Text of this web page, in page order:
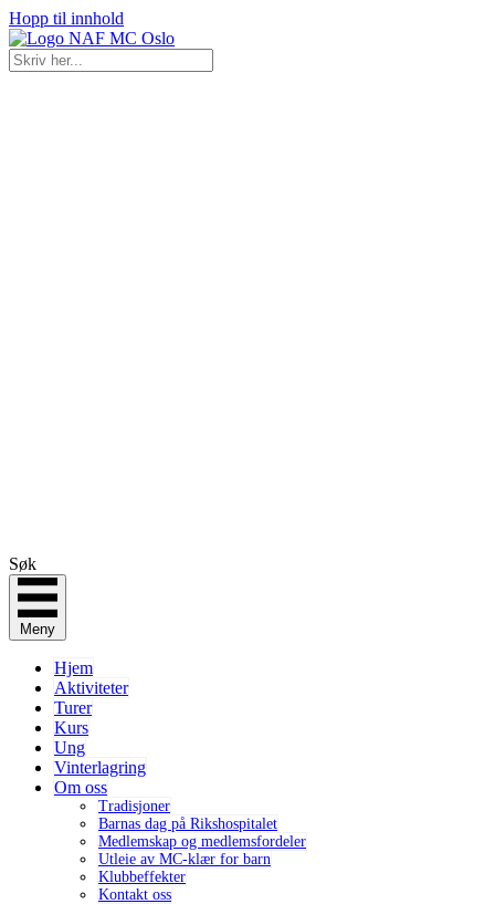
Hopp til innhold
Søk
Meny
Hjem
Aktiviteter
Turer
Kurs
Ung
Vinterlagring
Om oss
Tradisjoner
Barnas dag på Rikshospitalet
Medlemskap og medlemsfordeler
Utleie av MC-klær for barn
Klubbeffekter
Kontakt oss